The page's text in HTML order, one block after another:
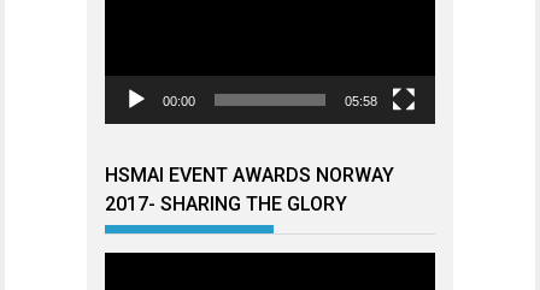
00:00 05:58
HSMAI EVENT AWARDS NORWAY
2017- SHARING THE GLORY